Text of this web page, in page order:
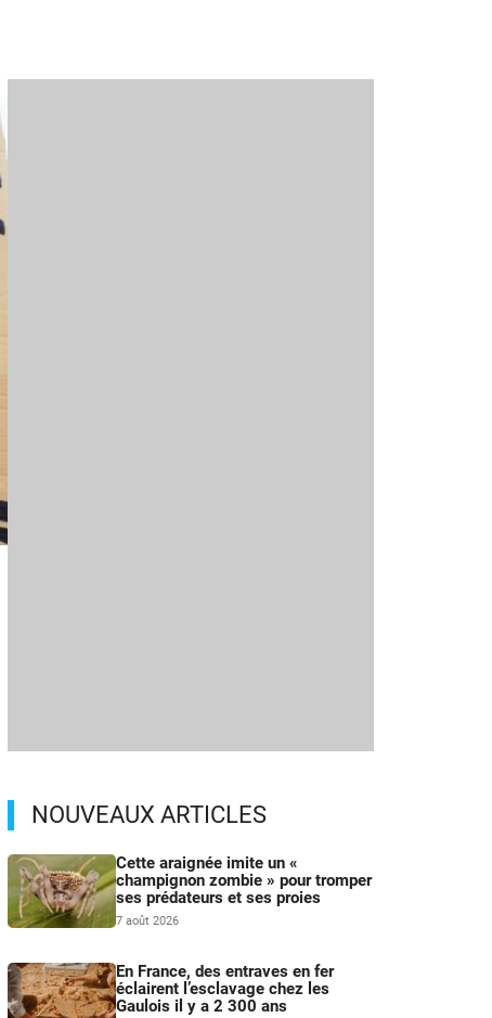
NOUVEAUX ARTICLES
Cette araignée imite un «
champignon zombie » pour tromper
ses prédateurs et ses proies
7 août 2026
En France, des entraves en fer
éclairent l’esclavage chez les
Gaulois il y a 2 300 ans